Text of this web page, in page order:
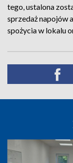
tego, ustalona
sprzedaż napojów
spożycia w lokalu